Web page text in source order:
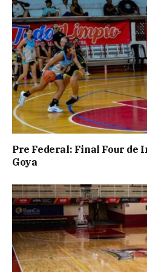
Pre Federal: Final Four de
Goya